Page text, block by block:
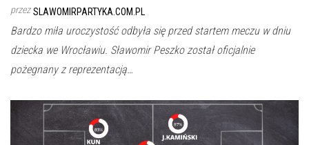
przez SLAWOMIRPARTYKA.COM.PL
Bardzo miła uroczystość odbyła się przed startem meczu w dniu
dziecka we Wrocławiu. Sławomir Peszko został oficjalnie
pożegnany z reprezentacją…